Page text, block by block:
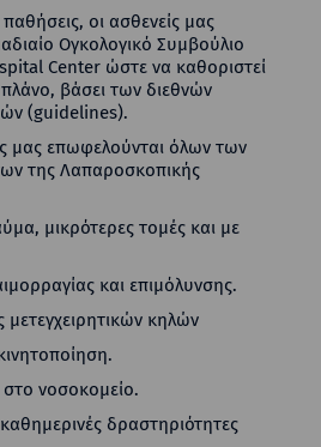
παθήσεις, οι ασθενείς μας
Ογκολογικό Συμβούλιο
Center ώστε να καθοριστεί
βάσει των διεθνών
(guidelines).
μας επωφελούνται όλων των
της Λαπαροσκοπικής
μικρότερες τομές και με
και επιμόλυνσης.
μετεγχειρητικών κηλών
νοσοκομείο.
δραστηριότητες